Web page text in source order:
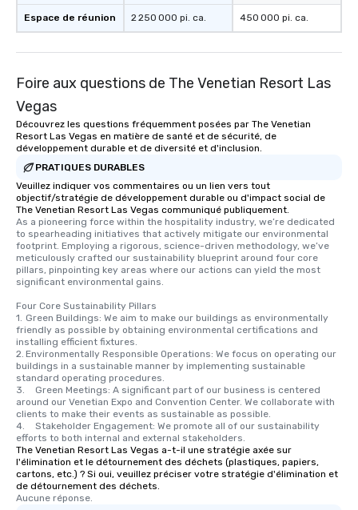
Espace de réunion 2 250 000 pi. ca. 450 000 pi. ca.
Foire aux questions de The Venetian Resort Las
Vegas
Découvrez les questions fréquemment posées par The Venetian
Resort Las Vegas en matière de santé et de sécurité, de
développement durable et de diversité et d'inclusion.
PRATIQUES DURABLES
Veuillez indiquer vos commentaires ou un lien vers tout
objectif/stratégie de développement durable ou d'impact social de
The Venetian Resort Las Vegas communiqué publiquement.
As a pioneering force within the hospitality industry, we’re dedicated
to spearheading initiatives that actively mitigate our environmental
footprint. Employing a rigorous, science-driven methodology, we’ve
meticulously crafted our sustainability blueprint around four core
pillars, pinpointing key areas where our actions can yield the most
significant environmental gains.
Four Core Sustainability Pillars
1.	Green Buildings: We aim to make our buildings as environmentally
friendly as possible by obtaining environmental certifications and
installing efficient fixtures.
2.	Environmentally Responsible Operations: We focus on operating our
buildings in a sustainable manner by implementing sustainable
standard operating procedures.
3.	Green Meetings: A significant part of our business is centered
around our Venetian Expo and Convention Center. We collaborate with
clients to make their events as sustainable as possible.
4.	Stakeholder Engagement: We promote all of our sustainability
efforts to both internal and external stakeholders.
The Venetian Resort Las Vegas a-t-il une stratégie axée sur
l'élimination et le détournement des déchets (plastiques, papiers,
cartons, etc.) ? Si oui, veuillez préciser votre stratégie d'élimination et
de détournement des déchets.
Aucune réponse.